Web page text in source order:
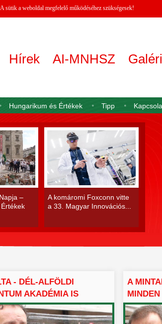
a weboldal megfelelő működéséhez szükségesek!
Hírek AI-MNHSZ
Hungarikum és Értékek Tipp
–
A komáromi Foxconn vitte
a 33. Magyar Innovációs...
- DÉL-ALFÖLDI
AKADÉMIA IS
A
JELE...